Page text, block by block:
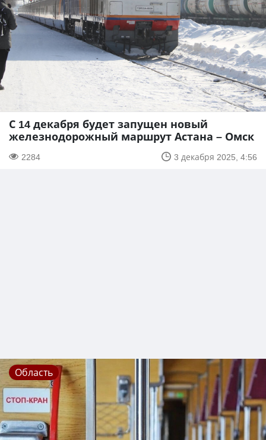
С 14 декабря будет запущен новый
железнодорожный маршрут Астана – Омск
2284 3 декабря 2025, 4:56
Область